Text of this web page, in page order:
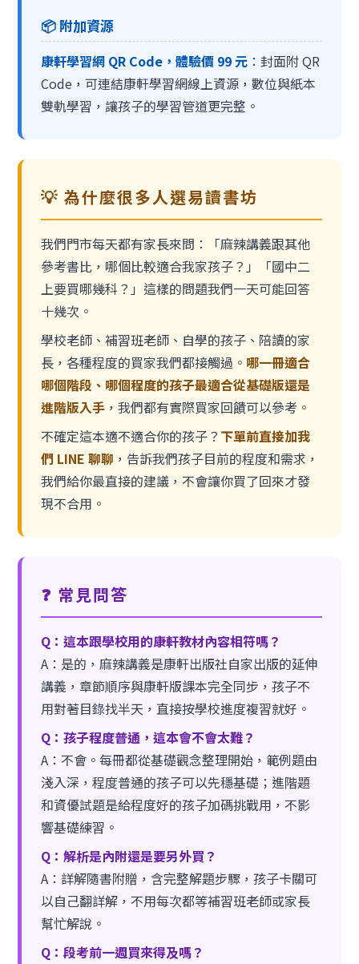
📦 附加資源
康軒學習網 QR Code，體驗價 99 元 ：封面附 QR
Code，可連結康軒學習網線上資源，數位與紙本
雙軌學習，讓孩子的學習管道更完整。
💡 為什麼很多人選易讀書坊
我們門市每天都有家長來問：「麻辣講義跟其他
參考書比，哪個比較適合我家孩子？」「國中二
上要買哪幾科？」這樣的問題我們一天可能回答
十幾次。
學校老師、補習班老師、自學的孩子、陪讀的家
長，各種程度的買家我們都接觸過。 哪一冊適合
哪個階段、哪個程度的孩子最適合從基礎版還是
進階版入手 ，我們都有實際買家回饋可以參考。
不確定這本適不適合你的孩子？ 下單前直接加我
們 LINE 聊聊 ，告訴我們孩子目前的程度和需求，
我們給你最直接的建議，不會讓你買了回來才發
現不合用。
❓ 常見問答
Q：這本跟學校用的康軒教材內容相符嗎？
A：是的，麻辣講義是康軒出版社自家出版的延伸
講義，章節順序與康軒版課本完全同步，孩子不
用對著目錄找半天，直接按學校進度複習就好。
Q：孩子程度普通，這本會不會太難？
A：不會。每冊都從基礎觀念整理開始，範例題由
淺入深，程度普通的孩子可以先穩基礎；進階題
和資優試題是給程度好的孩子加碼挑戰用，不影
響基礎練習。
Q：解析是內附還是要另外買？
A：詳解隨書附贈，含完整解題步驟，孩子卡關可
以自己翻詳解，不用每次都等補習班老師或家長
幫忙解說。
Q：段考前一週買來得及嗎？